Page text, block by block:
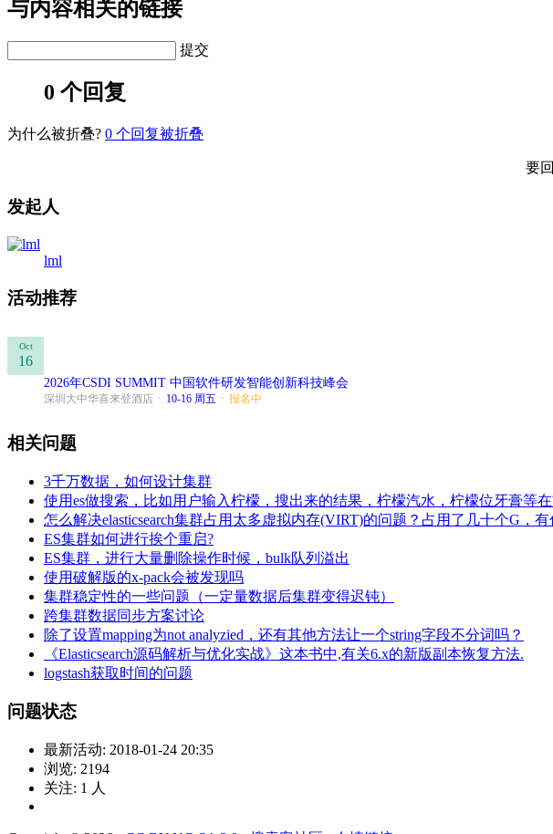
与内容相关的链接
提交
0 个回复
为什么被折叠? 0 个回复被折叠
要
发起人
lml
活动推荐
Oct
16
2026年CSDI SUMMIT 中国软件研发智能创新科技峰会
深圳大中华喜来登酒店 · 10-16 周五 · 报名中
相关问题
3千万数据，如何设计集群
使用es做搜索，比如用户输入柠檬，搜出来的结果，柠檬汽水，柠檬位牙膏等
怎么解决elasticsearch集群占用太多虚拟内存(VIRT)的问题？占用了几十个G，
ES集群如何进行挨个重启?
ES集群，进行大量删除操作时候，bulk队列溢出
使用破解版的x-pack会被发现吗
集群稳定性的一些问题（一定量数据后集群变得迟钝）
跨集群数据同步方案讨论
除了设置mapping为not analyzied，还有其他方法让一个string字段不分词吗？
《Elasticsearch源码解析与优化实战》这本书中,有关6.x的新版副本恢复方法.
logstash获取时间的问题
问题状态
最新活动: 2018-01-24 20:35
浏览: 2194
关注: 1 人